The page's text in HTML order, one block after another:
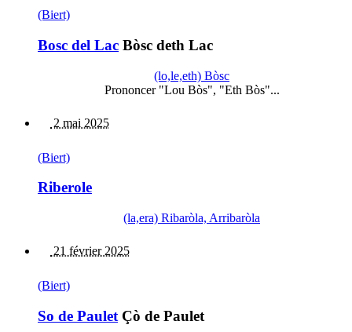
(Biert)
Bosc del Lac Bòsc deth Lac
(lo,le,eth) Bòsc
Prononcer "Lou Bòs", "Eth Bòs"...
2 mai 2025
(Biert)
Riberole
(la,era) Ribaròla, Arribaròla
21 février 2025
(Biert)
So de Paulet Çò de Paulet